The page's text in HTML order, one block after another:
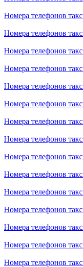
Номера телефонов
Номера телефонов
Номера телефонов
Номера телефонов
Номера телефонов
Номера телефонов
Номера телефонов
Номера телефонов
Номера телефонов
Номера телефонов
Номера телефонов
Номера телефонов
Номера телефонов
Номера телефонов
Номера телефонов